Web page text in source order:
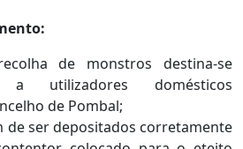
de monstros destina-se
a utilizadores domésticos
de Pombal;
de ser depositados corretamente